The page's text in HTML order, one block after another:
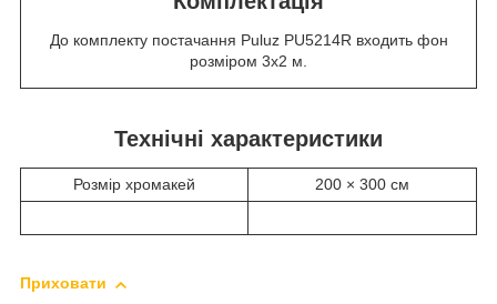
До комплекту постачання Puluz PU5214R входить фон
розміром 3х2 м.
Технічні характеристики
Розмір хромакей 200 × 300 см
Приховати